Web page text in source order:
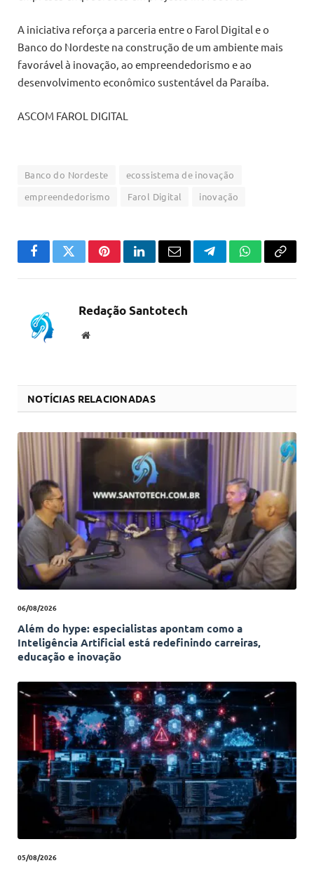
A iniciativa reforça a parceria entre o Farol Digital e o
Banco do Nordeste na construção de um ambiente mais
favorável à inovação, ao empreendedorismo e ao
desenvolvimento econômico sustentável da Paraíba.
ASCOM FAROL DIGITAL
Banco do Nordeste
ecossistema de inovação
empreendedorismo
Farol Digital inovação
FacebookTwitterPinterestLinkedInEmail TelegramWhatsApp
Copiar
Redação Santotech
Website
NOTÍCIAS RELACIONADAS
06/08/2026
Além do hype: especialistas apontam como a
Inteligência Artificial está redefinindo carreiras,
educação e inovação
05/08/2026